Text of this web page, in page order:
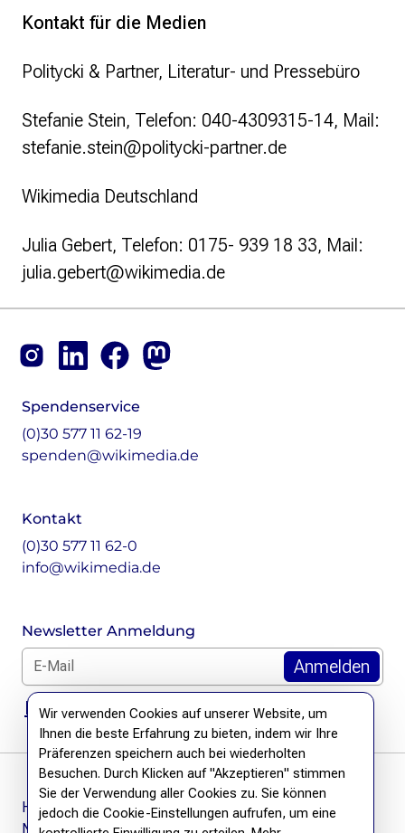
Kontakt für die Medien
Politycki & Partner, Literatur- und Pressebüro
Stefanie Stein, Telefon: 040-4309315-14, Mail:
stefanie.stein@politycki-partner.de
Wikimedia Deutschland
Julia Gebert, Telefon: 0175- 939 18 33, Mail:
julia.gebert@wikimedia.de
InstagramLinkedInFacebookMastodon
Spendenservice
(0)30 577 11 62-19
spenden@wikimedia.de
Kontakt
(0)30 577 11 62-0
info@wikimedia.de
Newsletter Anmeldung
E-Mail für Newsletter *
DSGVO Hinweis
Häufige Fragen
Newsletter
Wir verwenden Cookies auf unserer Website, um
Ihnen die beste Erfahrung zu bieten, indem wir Ihre
Präferenzen speichern auch bei wiederholten
Besuchen. Durch Klicken auf "Akzeptieren" stimmen
Sie der Verwendung aller Cookies zu. Sie können
jedoch die Cookie-Einstellungen aufrufen, um eine